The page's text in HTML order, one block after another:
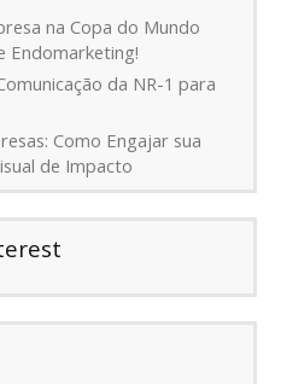
na Copa do Mundo
Endomarketing!
da NR-1 para
Como Engajar sua
de Impacto